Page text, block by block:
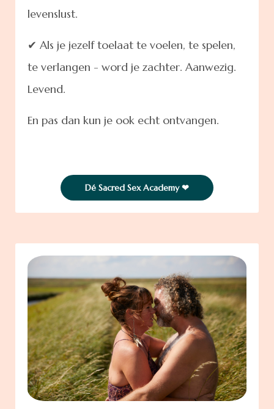
levenslust.
✔ Als je jezelf toelaat te voelen, te spelen,
te verlangen - word je zachter. Aanwezig.
Levend.
En pas dan kun je ook echt ontvangen.
Dé Sacred Sex Academy ❤